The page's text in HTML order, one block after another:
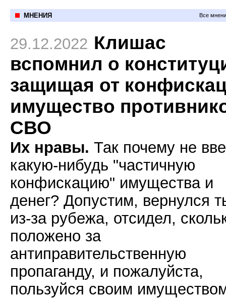
МНЕНИЯ Все
29.12.2022 Клишас
вспомнил о
защищая от
имущество
СВО
Их нравы. Так почему не
какую-нибудь "частичную
конфискацию" имущества и
денег? Допустим, вернулся
из-за рубежа, отсидел,
положено за
антиправительственную
пропаганду, и пожалуйста,
пользуйся своим